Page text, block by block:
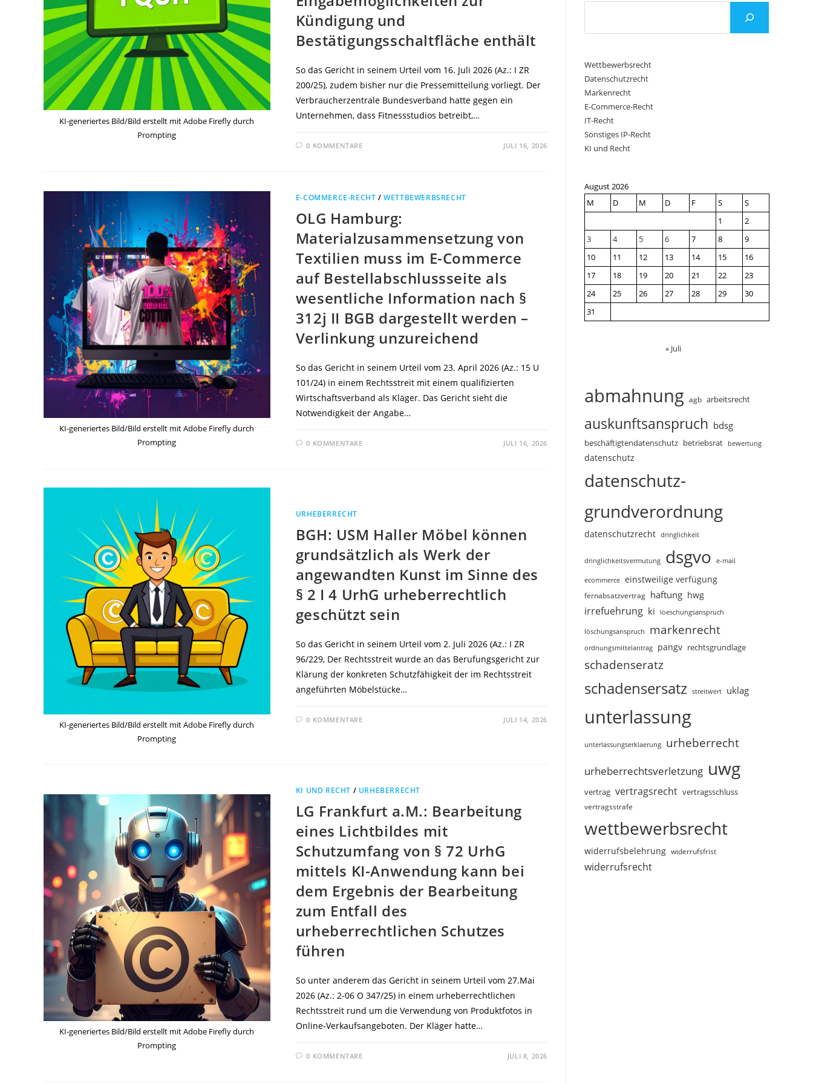
KI-generiertes Bild/Bild erstellt mit Adobe Firefly durch
Prompting
Kündigung und
Bestätigungsschaltfläche enthält
So das Gericht in seinem Urteil vom 16. Juli 2026 (Az.: I ZR
200/25), zudem bisher nur die Pressemitteilung vorliegt. Der
Verbraucherzentrale Bundesverband hatte gegen ein
Unternehmen, dass Fitnessstudios betreibt,…
0 KOMMENTARE JULI 16, 2026
KI-generiertes Bild/Bild erstellt mit Adobe Firefly durch
Prompting
E-COMMERCE-RECHT /WETTBEWERBSRECHT
OLG Hamburg:
Materialzusammensetzung von
Textilien muss im E-Commerce
auf Bestellabschlussseite als
wesentliche Information nach §
312j II BGB dargestellt werden –
Verlinkung unzureichend
So das Gericht in seinem Urteil vom 23. April 2026 (Az.: 15 U
101/24) in einem Rechtsstreit mit einem qualifizierten
Wirtschaftsverband als Kläger. Das Gericht sieht die
Notwendigkeit der Angabe…
0 KOMMENTARE JULI 16, 2026
KI-generiertes Bild/Bild erstellt mit Adobe Firefly durch
Prompting
URHEBERRECHT
BGH: USM Haller Möbel können
grundsätzlich als Werk der
angewandten Kunst im Sinne des
§ 2 I 4 UrhG urheberrechtlich
geschützt sein
So das Gericht in seinem Urteil vom 2. Juli 2026 (Az.: I ZR
96/229, Der Rechtsstreit wurde an das Berufungsgericht zur
Klärung der konkreten Schutzfähigkeit der im Rechtsstreit
angeführten Möbelstücke…
0 KOMMENTARE JULI 14, 2026
KI-generiertes Bild/Bild erstellt mit Adobe Firefly durch
Prompting
KI UND RECHT / URHEBERRECHT
LG Frankfurt a.M.: Bearbeitung
eines Lichtbildes mit
Schutzumfang von § 72 UrhG
mittels KI-Anwendung kann bei
dem Ergebnis der Bearbeitung
zum Entfall des
urheberrechtlichen Schutzes
führen
So unter anderem das Gericht in seinem Urteil vom 27.Mai
2026 (Az.: 2-06 O 347/25) in einem urheberrechtlichen
Rechtsstreit rund um die Verwendung von Produktfotos in
Online-Verkaufsangeboten. Der Kläger hatte…
0 KOMMENTARE JULI 8, 2026
Wettbewerbsrecht
Datenschutzrecht
Markenrecht
E-Commerce-Recht
IT-Recht
Sonstiges IP-Recht
KI und Recht
August 2026
M
D M D F S
S
1
2
3
4 5 6 7 8
9
10
11 12 13 14 15
16
17
18 19 20 21 22
23
24
25 26 27 28 29
30
31
« Juli
abmahnung agb arbeitsrecht
auskunftsanspruch bdsg
beschäftigtendatenschutz betriebsrat bewertung
datenschutz
datenschutz-
grundverordnung
datenschutzrecht dringlichkeit
dringlichkeitsvermutung dsgvo e-mail
ecommerce einstweilige verfügung
fernabsatzvertrag haftung hwg
irrefuehrung ki loeschungsanspruch
löschungsanspruch markenrecht
ordnungsmittelantrag pangv rechtsgrundlage
schadenseratz
schadensersatz streitwert uklag
unterlassung
unterlassungserklaerung urheberrecht
urheberrechtsverletzung uwg
vertrag vertragsrecht vertragsschluss
vertragsstrafe
wettbewerbsrecht
widerrufsbelehrung widerrufsfrist
widerrufsrecht